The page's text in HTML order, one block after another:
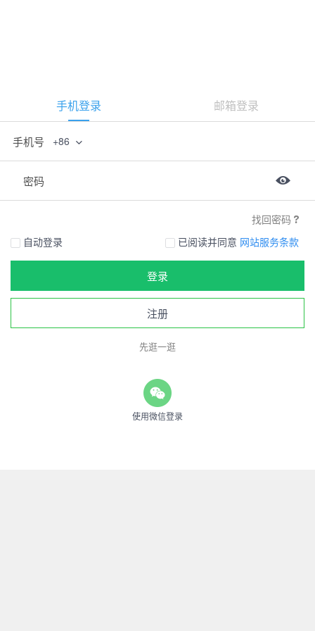
手机登录 邮箱登录
手机号 +86
密码
找回密码
自动登录
已阅读并同意 网站服务条款
登录
注册
先逛一逛
使用微信登录